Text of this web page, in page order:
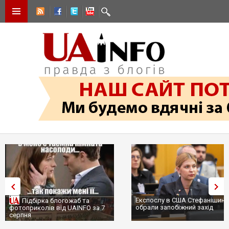
Підбірка блогожаб та
фотоприколів від UAINFO за 7
серпня
Експослу в США
обрали запобіжний захід